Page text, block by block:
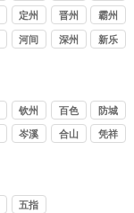
定州 晋州 霸州
河间 深州 新乐
钦州 百色
防城
港
岑溪 合山 凭祥
五指